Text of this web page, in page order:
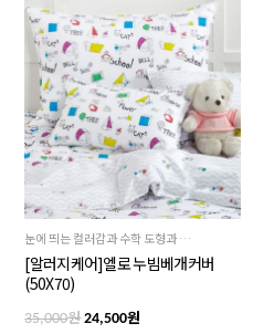
눈에 띄는 컬러감과 수학 도형과 같은 재미있는 모티브
[알러지케어]엘로 누빔베개커버
(50X70)
35,000원24,500원